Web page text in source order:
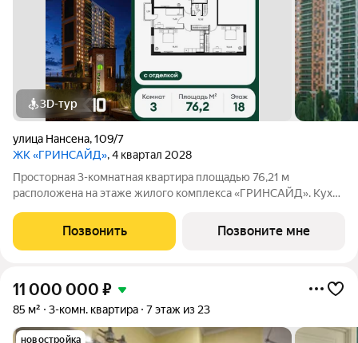
3D-тур
улица Нансена,109/7
ЖК «ГРИНСАЙД», 4 квартал 2028
Просторная 3-комнатная квартира площадью 76,21 м
расположена на этаже жилого комплекса «ГРИНСАЙД». Кухня
ужинов. Светлые жилые комнаты общей площадью
15,85/9,48/12,72 м обеспечивают комфортное
Позвонить Позвоните мне
11 000 000 ₽
85 м² 3-комн. квартира 7 этаж из 23
новостройка